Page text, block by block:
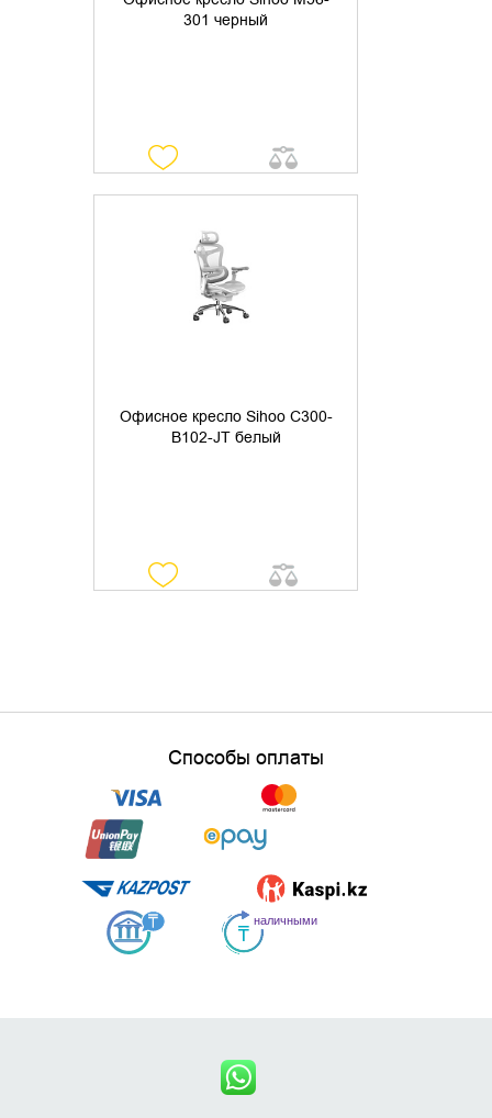
301 черный
Офисное кресло Sihoo C300-
B102-JT белый
УТОЧНИТЬ НАЛИЧИЕ
Способы оплаты